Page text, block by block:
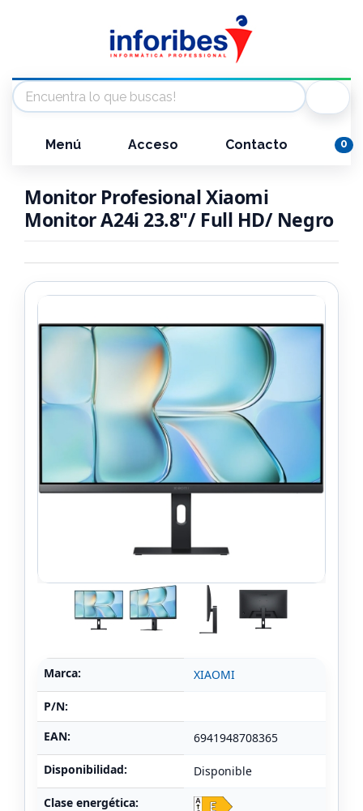
Menú Acceso Contacto 0
Monitor Profesional Xiaomi
Monitor A24i 23.8"/ Full HD/ Negro
Marca: XIAOMI
P/N:
EAN:
6941948708365
Disponibilidad: Disponible
Clase energética: